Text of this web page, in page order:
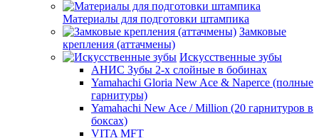
Материалы для подготовки штампика
Замковые
крепления (аттачмены)
Искусственные зубы
АНИС Зубы 2-х слойные в бобинах
Yamahachi Gloria New Ace & Naperce (полные
гарнитуры)
Yamahachi New Ace / Million (20 гарнитуров в
боксах)
VITA MFT